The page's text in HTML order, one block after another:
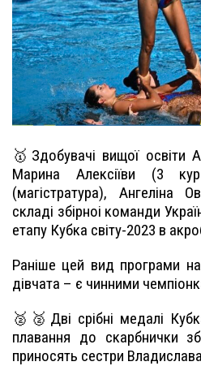
🥇Здобувачі вищої освіти
Марина Алексіїви (3
(магістратура), Ангеліна
складі збірноі команди
етапу Кубка світу-2023 в
Раніше цей вид програми
дівчата – є чинними
🥈🥈Дві срібні медалі
плавання до скарбнички
приносять сестри